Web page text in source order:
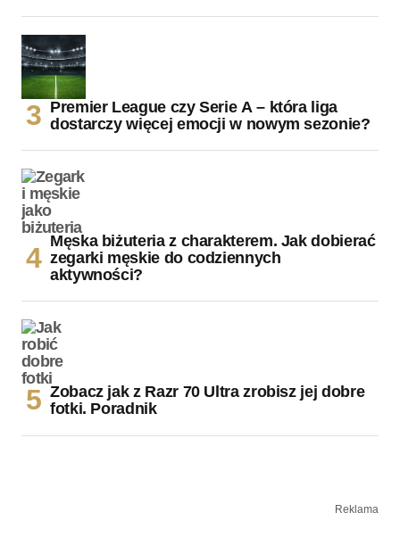
Premier League czy Serie A – która liga
dostarczy więcej emocji w nowym sezonie?
Męska biżuteria z charakterem. Jak dobierać
zegarki męskie do codziennych
aktywności?
Zobacz jak z Razr 70 Ultra zrobisz jej dobre
fotki. Poradnik
Reklama